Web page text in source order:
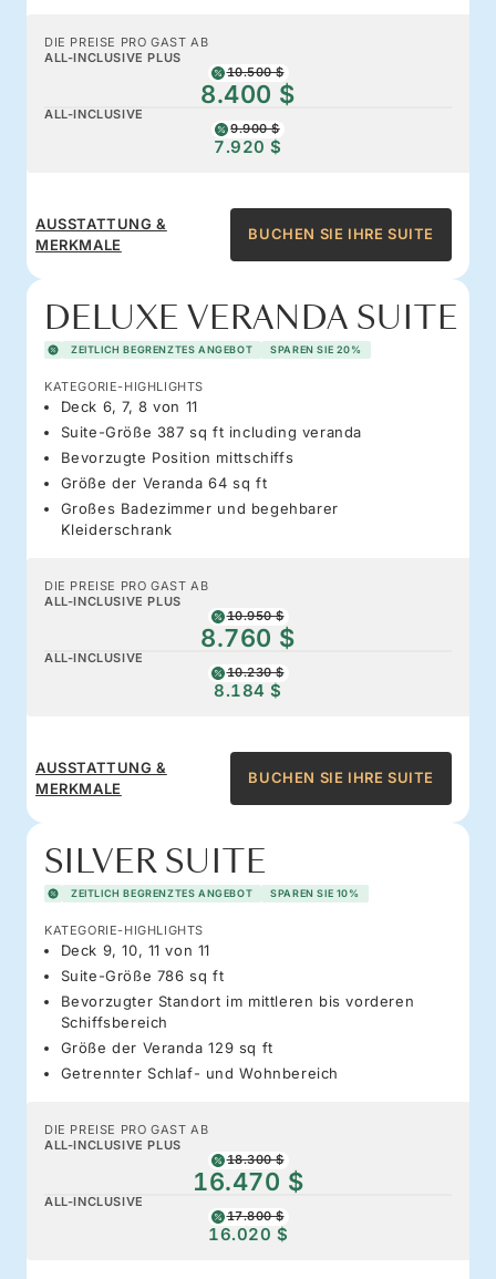
DIE PREISE PRO GAST AB
ALL-INCLUSIVE PLUS
10.500 $
8.400 $
ALL-INCLUSIVE
9.900 $
7.920 $
AUSSTATTUNG &
MERKMALE
BUCHEN SIE IHRE SUITE
DELUXE VERANDA SUITE
ZEITLICH BEGRENZTES ANGEBOT SPAREN SIE 20%
KATEGORIE-HIGHLIGHTS
Deck 6, 7, 8 von 11
Suite-Größe 387 sq ft including veranda
Bevorzugte Position mittschiffs
Größe der Veranda 64 sq ft
Großes Badezimmer und begehbarer
Kleiderschrank
DIE PREISE PRO GAST AB
ALL-INCLUSIVE PLUS
10.950 $
8.760 $
ALL-INCLUSIVE
10.230 $
8.184 $
AUSSTATTUNG &
MERKMALE
BUCHEN SIE IHRE SUITE
SILVER SUITE
ZEITLICH BEGRENZTES ANGEBOT SPAREN SIE 10%
KATEGORIE-HIGHLIGHTS
Deck 9, 10, 11 von 11
Suite-Größe 786 sq ft
Bevorzugter Standort im mittleren bis vorderen
Schiffsbereich
Größe der Veranda 129 sq ft
Getrennter Schlaf- und Wohnbereich
DIE PREISE PRO GAST AB
ALL-INCLUSIVE PLUS
18.300 $
16.470 $
ALL-INCLUSIVE
17.800 $
16.020 $